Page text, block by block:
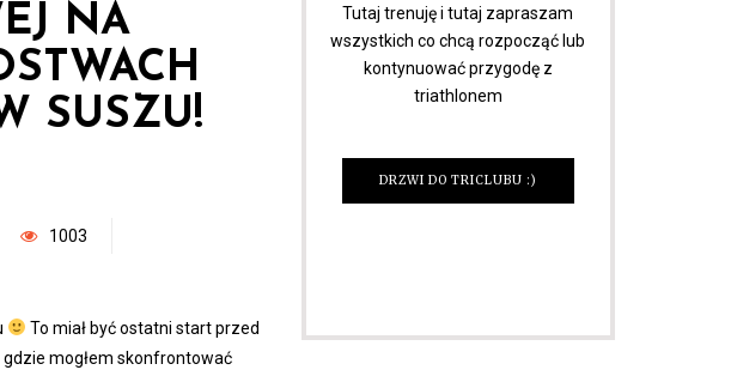
NA
SUSZU!
1003
To miał być ostatni start przed
gdzie mogłem skonfrontować
Tutaj trenuję i tutaj zapraszam
wszystkich co chcą rozpocząć lub
kontynuować przygodę z
triathlonem
DRZWI DO TRICLUBU :)